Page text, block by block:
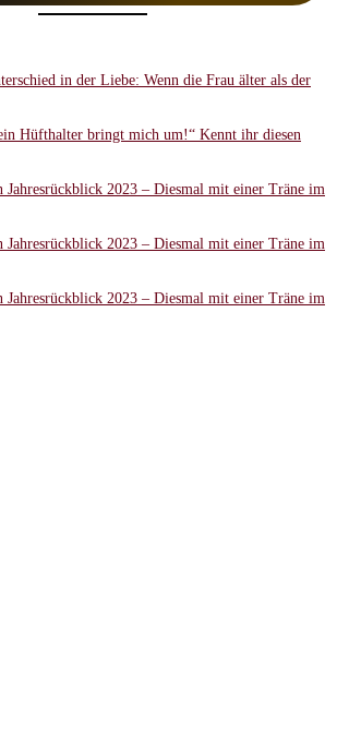
in der Liebe: Wenn die Frau älter als der
Hüfthalter bringt mich um!“ Kennt ihr diesen
Jahresrückblick 2023 – Diesmal mit einer Träne im
Jahresrückblick 2023 – Diesmal mit einer Träne im
Jahresrückblick 2023 – Diesmal mit einer Träne im